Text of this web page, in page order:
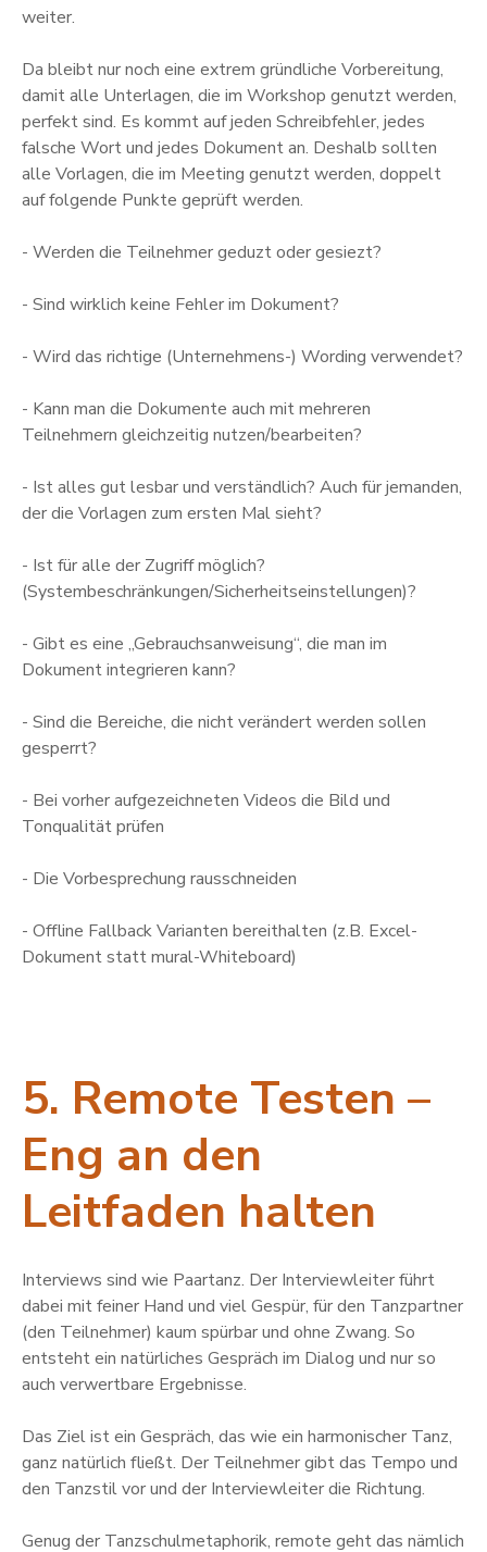
weiter.
Da bleibt nur noch eine extrem gründliche Vorbereitung,
damit alle Unterlagen, die im Workshop genutzt werden,
perfekt sind. Es kommt auf jeden Schreibfehler, jedes
falsche Wort und jedes Dokument an. Deshalb sollten
alle Vorlagen, die im Meeting genutzt werden, doppelt
auf folgende Punkte geprüft werden.
- Werden die Teilnehmer geduzt oder gesiezt?
- Sind wirklich keine Fehler im Dokument?
- Wird das richtige (Unternehmens-) Wording verwendet?
- Kann man die Dokumente auch mit mehreren
Teilnehmern gleichzeitig nutzen/bearbeiten?
- Ist alles gut lesbar und verständlich? Auch für jemanden,
der die Vorlagen zum ersten Mal sieht?
- Ist für alle der Zugriff möglich?
(Systembeschränkungen/Sicherheitseinstellungen)?
- Gibt es eine „Gebrauchsanweisung“, die man im
Dokument integrieren kann?
- Sind die Bereiche, die nicht verändert werden sollen
gesperrt?
- Bei vorher aufgezeichneten Videos die Bild und
Tonqualität prüfen
- Die Vorbesprechung rausschneiden
- Offline Fallback Varianten bereithalten (z.B. Excel-
Dokument statt mural-Whiteboard)
5. Remote Testen –
Eng an den
Leitfaden halten
Interviews sind wie Paartanz. Der Interviewleiter führt
dabei mit feiner Hand und viel Gespür, für den Tanzpartner
(den Teilnehmer) kaum spürbar und ohne Zwang. So
entsteht ein natürliches Gespräch im Dialog und nur so
auch verwertbare Ergebnisse.
Das Ziel ist ein Gespräch, das wie ein harmonischer Tanz,
ganz natürlich fließt. Der Teilnehmer gibt das Tempo und
den Tanzstil vor und der Interviewleiter die Richtung.
Genug der Tanzschulmetaphorik, remote geht das nämlich